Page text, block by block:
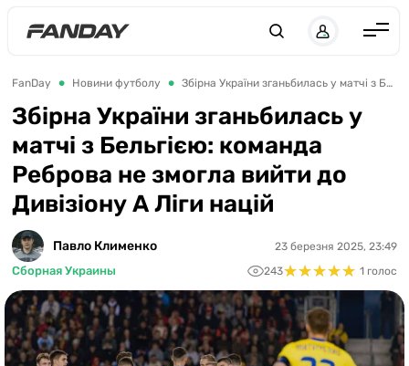
Англія
Іспанія
Німеччина
Італія
Франція
Україна
ЛЧ
ЛЕ
ЧЕ-2028
FanDay Новини футболу Збірна України зганьбилась у матчі з Бельгією: команда Реброва не змогла вийти до Дивізіону А Ліги націй
Збірна України зганьбилась у
матчі з Бельгією: команда
Реброва не змогла вийти до
Дивізіону А Ліги націй
Павло Клименко
Сборная Украины
23 березня 2025, 23:49
243★★★★★
★★★★★ 1 голос